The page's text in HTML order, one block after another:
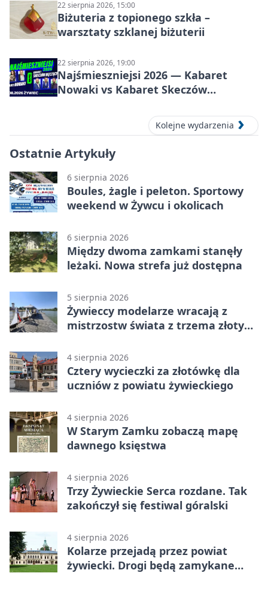
22 sierpnia 2026, 15:00
Biżuteria z topionego szkła –
warsztaty szklanej biżuterii
22 sierpnia 2026, 19:00
Najśmieszniejsi 2026 — Kabaret
Nowaki vs Kabaret Skeczów
Kolejne wydarzenia
Ostatnie Artykuły
6 sierpnia 2026
Boules, żagle i peleton. Sportowy
weekend w Żywcu i okolicach
6 sierpnia 2026
Między dwoma zamkami stanęły
leżaki. Nowa strefa już dostępna
5 sierpnia 2026
Żywieccy modelarze wracają z
mistrzostw świata z trzema złotymi
4 sierpnia 2026
Cztery wycieczki za złotówkę dla
uczniów z powiatu żywieckiego
4 sierpnia 2026
W Starym Zamku zobaczą mapę
dawnego księstwa
4 sierpnia 2026
Trzy Żywieckie Serca rozdane. Tak
zakończył się festiwal góralski
4 sierpnia 2026
Kolarze przejadą przez powiat
żywiecki. Drogi będą zamykane